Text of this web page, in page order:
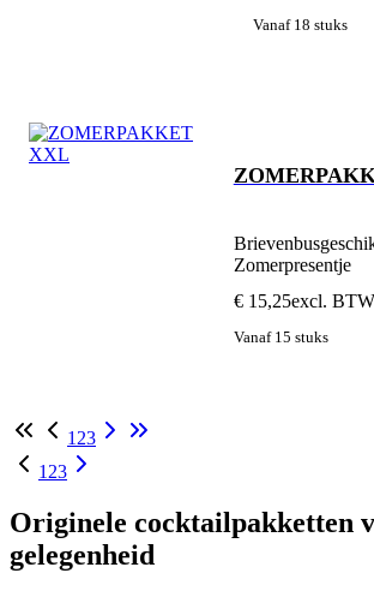
Vanaf 18 stuks
Zomerpresentje
€ 15,25excl. BTW
Vanaf 15 stuks
1 23
1 23
Originele cocktailpakketten
gelegenheid